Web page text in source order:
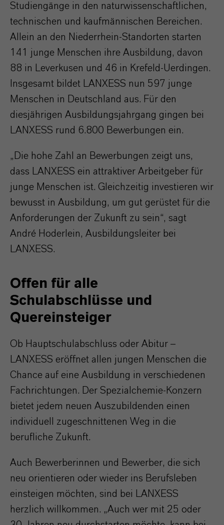
Studiengänge in den naturwissenschaftlichen,
technischen und kaufmännischen Bereichen.
Allein an den Niederrhein-Standorten starten
141 junge Menschen ihre Ausbildung, davon
88 in Leverkusen und 46 in Krefeld-Uerdingen.
Insgesamt bildet LANXESS nun 597 junge
Menschen in Deutschland aus. Für den
diesjährigen Ausbildungsjahrgang gingen bei
LANXESS rund 6.800 Bewerbungen ein.
„Die hohe Zahl an Bewerbungen zeigt uns,
dass LANXESS ein attraktiver Arbeitgeber für
junge Menschen ist. Gleichzeitig investieren wir
bewusst in Ausbildung, um gut gerüstet für die
Anforderungen der Zukunft zu sein“, sagt
André Hoderlein, Ausbildungsleiter bei
LANXESS.
Offen für alle
Schulabschlüsse und
Quereinsteiger
Ob Hauptschulabschluss oder Abitur –
LANXESS eröffnet allen jungen Menschen die
Chance auf eine Ausbildung in verschiedenen
Fachrichtungen. Der Spezialchemie-Konzern
bietet jedem neuen Auszubildenden einen
individuell zugeschnittenen Weg in die
berufliche Zukunft.
Auch Bewerberinnen und Bewerber, die sich
neu orientieren oder wieder ins Berufsleben
einsteigen möchten, sind bei LANXESS
herzlich willkommen. „Auch wer mit 25 oder